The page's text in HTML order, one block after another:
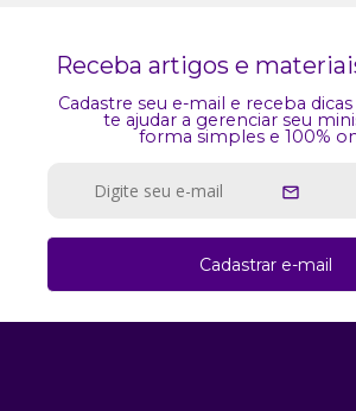
Receba artigos e
Cadastre seu e-mail e receba
te ajudar a gerenciar seu
forma simples e 100%